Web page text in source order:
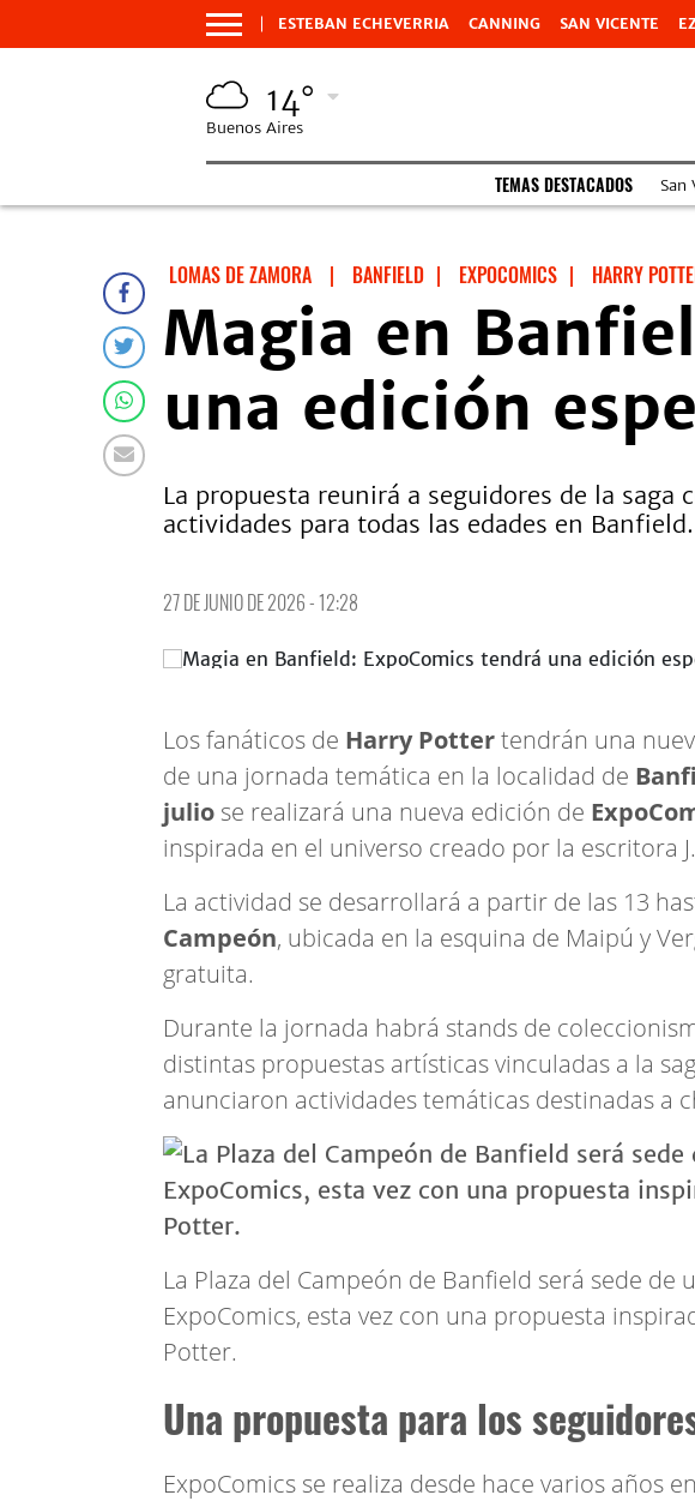
ESTEBAN ECHEVERRIA CANNING SAN VICENTE
14°
Buenos Aires
TEMAS DESTACADOS San
LOMAS DE ZAMORA | BANFIELD | EXPOCOMICS | HARRY
Magia en
una edición
La propuesta reunirá a seguidores de la saga
actividades para todas las edades en Banfield.
27 DE JUNIO DE 2026 - 12:28
Los fanáticos de Harry Pottertendrán una
de una jornada temática en la localidad de
julio se realizará una nueva edición de
inspirada en el universo creado por la escritora
La actividad se desarrollará a partir de las 13
Campeón, ubicada en la esquina de Maipú y
gratuita.
Durante la jornada habrá stands de
distintas propuestas artísticas vinculadas a la
anunciaron actividades temáticas destinadas a
La Plaza del Campeón de Banfield será sede de
ExpoComics, esta vez con una propuesta
Potter.
Una propuesta para los
ExpoComics se realiza desde hace varios años en